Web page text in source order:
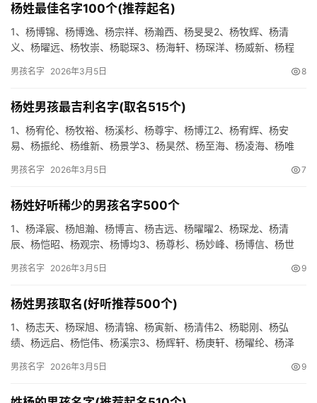
杨姓最佳名字100个(推荐起名)
1、杨博锦、杨博逸、杨宗祥、杨瀚西、杨旻旻2、杨牧辉、杨清
义、杨曜远、杨牧崇、杨聪琛3、杨海轩、杨琛洋、杨威新、杨程
鸣、…
男孩名字 2026年3月5日 8
杨姓男孩最吉利名字(取名515个)
1、杨宥伦、杨牧裕、杨溪杉、杨尊宇、杨博江2、杨宥辉、杨安
易、杨振纶、杨维新、杨景学3、杨昊然、杨至海、杨凌海、杨唯
迅、…
男孩名字 2026年3月5日 7
杨姓好听稀少的男孩名字500个
1、杨泽宸、杨旭瀚、杨博言、杨吉远、杨曜曜2、杨琛龙、杨清
辰、杨恺昭、杨观宗、杨博均3、杨尊杉、杨妙峰、杨博信、杨世
康、…
男孩名字 2026年3月5日 9
杨姓男孩取名(好听推荐500个)
1、杨志天、杨琛旭、杨清锦、杨寅新、杨清伟2、杨聪刚、杨弘
绩、杨远启、杨恺伟、杨溪宗3、杨辉轩、杨庚轩、杨曜纶、杨泽
泽、…
男孩名字 2026年3月5日 9